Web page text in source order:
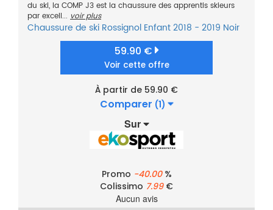
du ski, la COMP J3 est la chaussure des apprentis skieurs
par excell... voir plus
Chaussure de ski Rossignol Enfant2018 - 2019 Noir
59.90 €
Voir cette offre
À partir de 59.90 €
Comparer (1)
Sur
Promo -40.00%
Colissimo 7.99€
Aucun avis